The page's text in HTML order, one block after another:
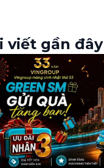
viết gần đây